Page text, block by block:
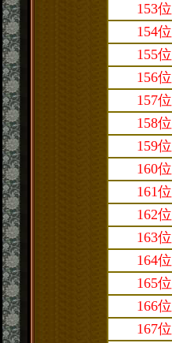
153位
154位
155位
156位
157位
158位
159位
160位
161位
162位
163位
164位
165位
166位
167位